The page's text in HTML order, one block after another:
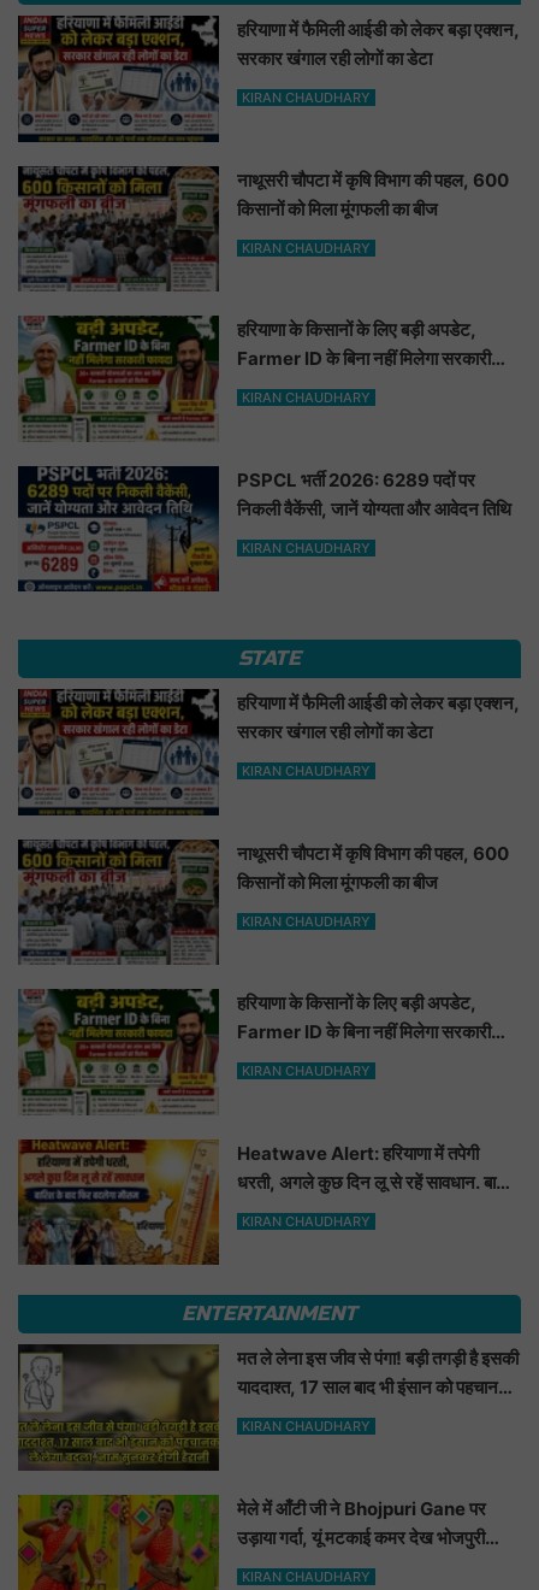
हरियाणा में फैमिली आईडी को लेकर बड़ा एक्शन,
सरकार खंगाल रही लोगों का डेटा
KIRAN CHAUDHARY
नाथूसरी चौपटा में कृषि विभाग की पहल, 600
किसानों को मिला मूंगफली का बीज
KIRAN CHAUDHARY
हरियाणा के किसानों के लिए बड़ी अपडेट,
Farmer ID के बिना नहीं मिलेगा सरकारी
फायदा
KIRAN CHAUDHARY
PSPCL भर्ती 2026: 6289 पदों पर
निकली वैकेंसी, जानें योग्यता और आवेदन तिथि
KIRAN CHAUDHARY
STATE
हरियाणा में फैमिली आईडी को लेकर बड़ा एक्शन,
सरकार खंगाल रही लोगों का डेटा
KIRAN CHAUDHARY
नाथूसरी चौपटा में कृषि विभाग की पहल, 600
किसानों को मिला मूंगफली का बीज
KIRAN CHAUDHARY
हरियाणा के किसानों के लिए बड़ी अपडेट,
Farmer ID के बिना नहीं मिलेगा सरकारी
फायदा
KIRAN CHAUDHARY
Heatwave Alert: हरियाणा में तपेगी
धरती, अगले कुछ दिन लू से रहें सावधान. बारिश
के बाद फिर बदलेगा मौसम
KIRAN CHAUDHARY
ENTERTAINMENT
मत ले लेना इस जीव से पंगा! बड़ी तगड़ी है इसकी
याददाश्त, 17 साल बाद भी इंसान को पहचानकर
ले लेगा बदला, नाम सुनकर होगी हैरानी...
KIRAN CHAUDHARY
मेले में आँटी जी ने Bhojpuri Gane पर
उड़ाया गर्दा, यूं मटकाई कमर देख भोजपुरी
हसीनाएं भी शरमाई a
KIRAN CHAUDHARY